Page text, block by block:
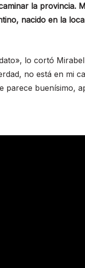
la provincia.
nacido en la
lo cortó
no está en mi
parece buenísimo,